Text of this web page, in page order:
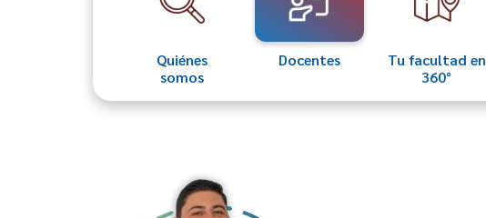
Quiénes
somos
Docentes
Tu facultad en
360°